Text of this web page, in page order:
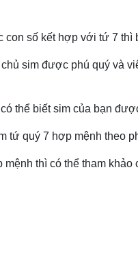
số kết hợp với tứ 7
sim được phú quý và
thể biết sim của bạn
tứ quý 7 hợp mệnh theo
thì có thể tham